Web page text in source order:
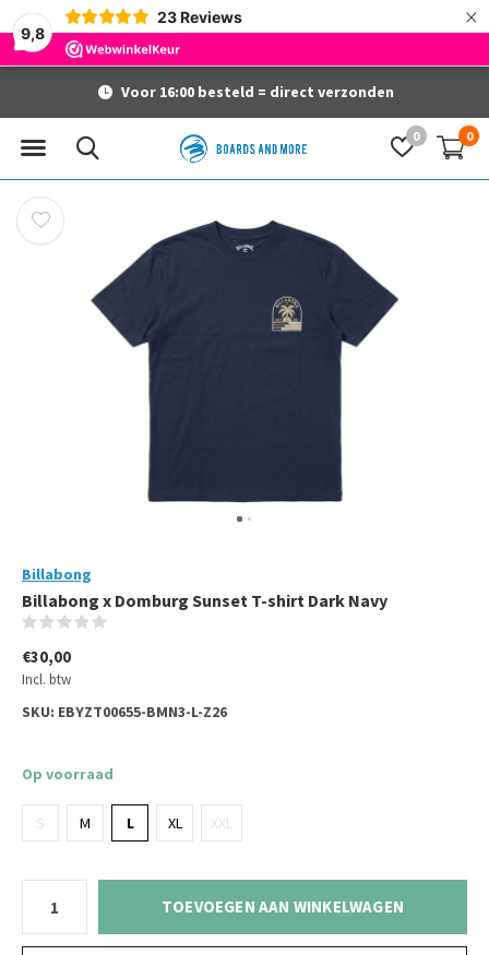
9,8
23 Reviews ×
0 0
Voor 16:00 besteld = direct verzonden
Billabong
Billabong x Domburg Sunset T-shirt Dark Navy
€30,00
Incl. btw
SKU: EBYZT00655-BMN3-L-Z26
Op voorraad
S M L XL XXL
TOEVOEGEN AAN WINKELWAGEN